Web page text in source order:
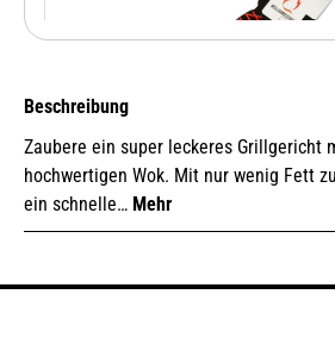
HITZEBESTÄNDIGE
GRILLHANDSCHUHE
Beschreibung
Zaubere ein super leckeres Grillgericht
hochwertigen Wok. Mit nur wenig Fett
ein schnelle… Mehr